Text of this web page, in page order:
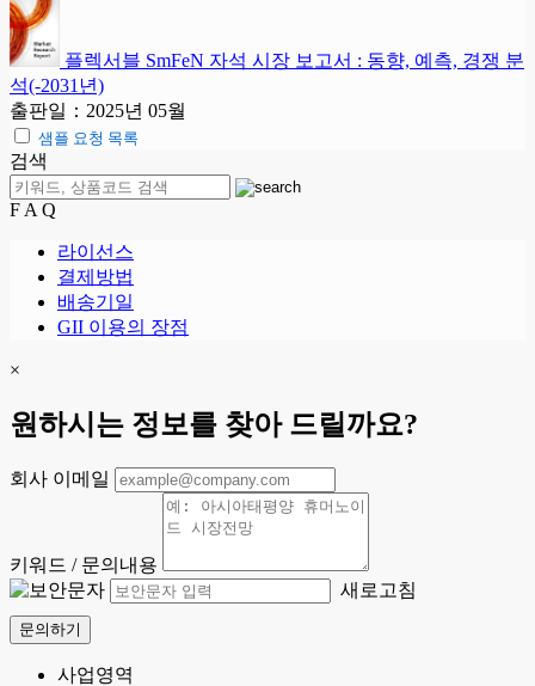
플렉서블 SmFeN 자석 시장 보고서 : 동향, 예측, 경쟁 분
석(-2031년)
출판일：2025년 05월
샘플 요청 목록
검색
F A Q
라이선스
결제방법
배송기일
GII 이용의 장점
×
원하시는 정보를 찾아 드릴까요?
회사 이메일
키워드 / 문의내용
새로고침
문의하기
사업영역